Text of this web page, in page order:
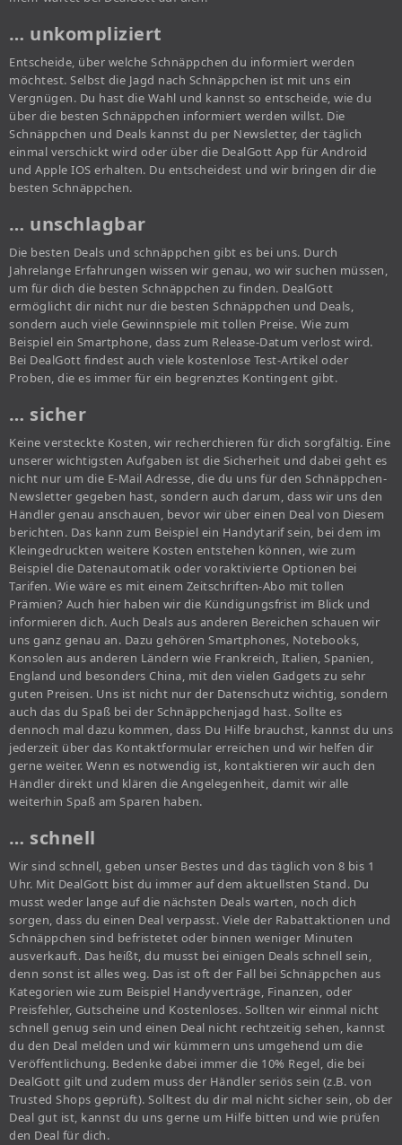
… unkompliziert
Entscheide, über welche Schnäppchen du informiert werden
möchtest. Selbst die Jagd nach Schnäppchen ist mit uns ein
Vergnügen. Du hast die Wahl und kannst so entscheide, wie du
über die besten Schnäppchen informiert werden willst. Die
Schnäppchen und Deals kannst du per Newsletter, der täglich
einmal verschickt wird oder über die DealGott App für Android
und Apple IOS erhalten. Du entscheidest und wir bringen dir die
besten Schnäppchen.
… unschlagbar
Die besten Deals und schnäppchen gibt es bei uns. Durch
Jahrelange Erfahrungen wissen wir genau, wo wir suchen müssen,
um für dich die besten Schnäppchen zu finden. DealGott
ermöglicht dir nicht nur die besten Schnäppchen und Deals,
sondern auch viele Gewinnspiele mit tollen Preise. Wie zum
Beispiel ein Smartphone, dass zum Release-Datum verlost wird.
Bei DealGott findest auch viele kostenlose Test-Artikel oder
Proben, die es immer für ein begrenztes Kontingent gibt.
… sicher
Keine versteckte Kosten, wir recherchieren für dich sorgfältig. Eine
unserer wichtigsten Aufgaben ist die Sicherheit und dabei geht es
nicht nur um die E-Mail Adresse, die du uns für den Schnäppchen-
Newsletter gegeben hast, sondern auch darum, dass wir uns den
Händler genau anschauen, bevor wir über einen Deal von Diesem
berichten. Das kann zum Beispiel ein Handytarif sein, bei dem im
Kleingedruckten weitere Kosten entstehen können, wie zum
Beispiel die Datenautomatik oder voraktivierte Optionen bei
Tarifen. Wie wäre es mit einem Zeitschriften-Abo mit tollen
Prämien? Auch hier haben wir die Kündigungsfrist im Blick und
informieren dich. Auch Deals aus anderen Bereichen schauen wir
uns ganz genau an. Dazu gehören Smartphones, Notebooks,
Konsolen aus anderen Ländern wie Frankreich, Italien, Spanien,
England und besonders China, mit den vielen Gadgets zu sehr
guten Preisen. Uns ist nicht nur der Datenschutz wichtig, sondern
auch das du Spaß bei der Schnäppchenjagd hast. Sollte es
dennoch mal dazu kommen, dass Du Hilfe brauchst, kannst du uns
jederzeit über das Kontaktformular erreichen und wir helfen dir
gerne weiter. Wenn es notwendig ist, kontaktieren wir auch den
Händler direkt und klären die Angelegenheit, damit wir alle
weiterhin Spaß am Sparen haben.
… schnell
Wir sind schnell, geben unser Bestes und das täglich von 8 bis 1
Uhr. Mit DealGott bist du immer auf dem aktuellsten Stand. Du
musst weder lange auf die nächsten Deals warten, noch dich
sorgen, dass du einen Deal verpasst. Viele der Rabattaktionen und
Schnäppchen sind befristetet oder binnen weniger Minuten
ausverkauft. Das heißt, du musst bei einigen Deals schnell sein,
denn sonst ist alles weg. Das ist oft der Fall bei Schnäppchen aus
Kategorien wie zum Beispiel Handyverträge, Finanzen, oder
Preisfehler, Gutscheine und Kostenloses. Sollten wir einmal nicht
schnell genug sein und einen Deal nicht rechtzeitig sehen, kannst
du den Deal melden und wir kümmern uns umgehend um die
Veröffentlichung. Bedenke dabei immer die 10% Regel, die bei
DealGott gilt und zudem muss der Händler seriös sein (z.B. von
Trusted Shops geprüft). Solltest du dir mal nicht sicher sein, ob der
Deal gut ist, kannst du uns gerne um Hilfe bitten und wie prüfen
den Deal für dich.